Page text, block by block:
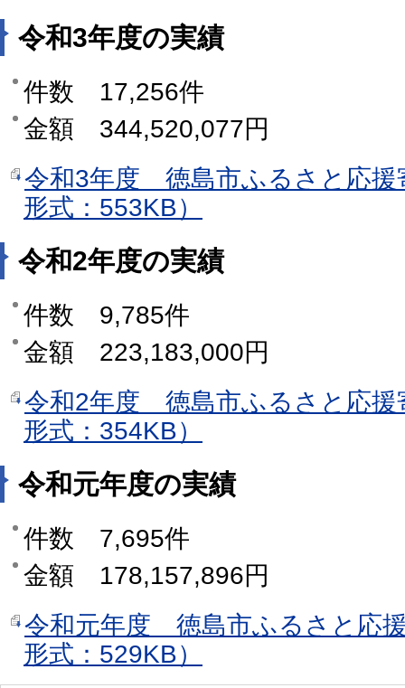
令和3年度の実績
件数 17,256件
金額 344,520,077円
令和3年度 徳島市ふるさと応援
形式：553KB）
令和2年度の実績
件数 9,785件
金額 223,183,000円
令和2年度 徳島市ふるさと応援
形式：354KB）
令和元年度の実績
件数 7,695件
金額 178,157,896円
令和元年度 徳島市ふるさと応
形式：529KB）